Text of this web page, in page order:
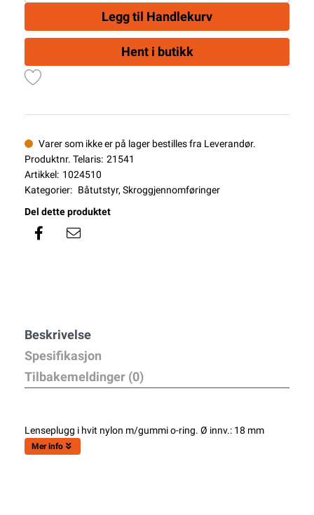
Legg til Handlekurv
Hent i butikk
Varer som ikke er på lager bestilles fra Leverandør.
Produktnr. Telaris: 21541
Artikkel: 1024510
Kategorier: Båtutstyr, Skroggjennomføringer
Del dette produktet
Beskrivelse
Spesifikasjon
Tilbakemeldinger (0)
Lenseplugg i hvit nylon m/gummi o-ring. Ø innv.: 18 mm
Mer info